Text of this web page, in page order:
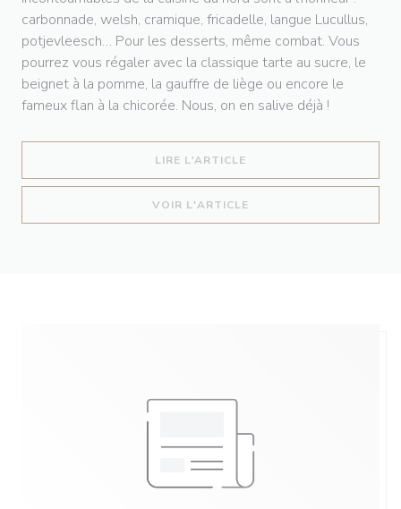
carbonnade, welsh, cramique, fricadelle, langue Lucullus,
potjevleesch… Pour les desserts, même combat. Vous
pourrez vous régaler avec la classique tarte au sucre, le
beignet à la pomme, la gauffre de liège ou encore le
fameux flan à la chicorée. Nous, on en salive déjà !
LIRE L'ARTICLE
VOIR L'ARTICLE((OUVRE UNE NOUVELLE